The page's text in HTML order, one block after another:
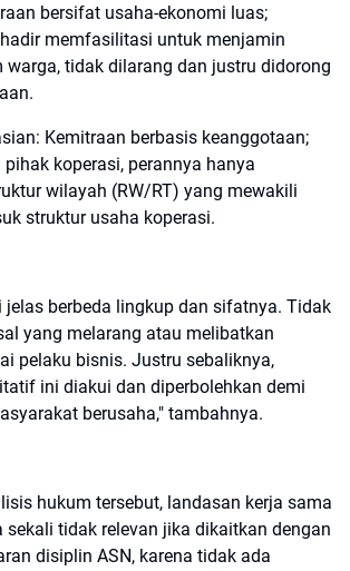
bersifat usaha-ekonomi luas;
memfasilitasi untuk menjamin
warga, tidak dilarang dan justru didorong
Kemitraan berbasis keanggotaan;
koperasi, perannya hanya
wilayah (RW/RT) yang mewakili
struktur usaha koperasi.
jelas berbeda lingkup dan sifatnya. Tidak
yang melarang atau melibatkan
pelaku bisnis. Justru sebaliknya,
ini diakui dan diperbolehkan demi
berusaha," tambahnya.
hukum tersebut, landasan kerja sama
sekali tidak relevan jika dikaitkan dengan
disiplin ASN, karena tidak ada